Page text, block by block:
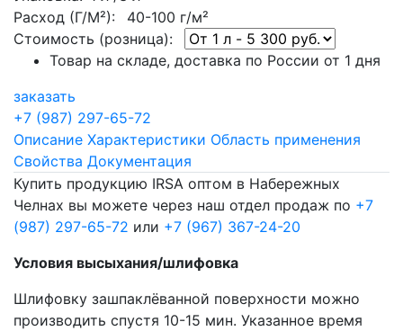
Расход (Г/М²): 40-100 г/м²
Стоимость (розница):
Товар на складе, доставка по России от 1 дня
заказать
+7 (987) 297-65-72
Описание Характеристики Область применения
Свойства Документация
Купить продукцию IRSA оптом в Набережных
Челнах вы можете через наш отдел продаж по +7
(987) 297-65-72 или +7 (967) 367-24-20
Условия высыхания/шлифовка
Шлифовку зашпаклёванной поверхности можно
производить спустя 10-15 мин. Указанное время